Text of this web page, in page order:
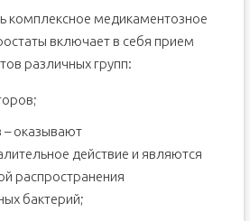
комплексное медикаментозное
включает в себя прием
различных групп:
– оказывают
действие и являются
распространения
бактерий;